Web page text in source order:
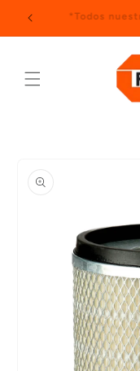
directamente*Todos
información